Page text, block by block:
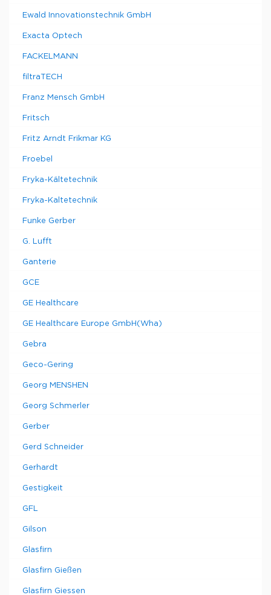
Ewald Innovationstechnik GmbH
Exacta Optech
FACKELMANN
filtraTECH
Franz Mensch GmbH
Fritsch
Fritz Arndt Frikmar KG
Froebel
Fryka-Kältetechnik
Fryka-Kaltetechnik
Funke Gerber
G. Lufft
Ganterie
GCE
GE Healthcare
GE Healthcare Europe GmbH(Wha)
Gebra
Geco-Gering
Georg MENSHEN
Georg Schmerler
Gerber
Gerd Schneider
Gerhardt
Gestigkeit
GFL
Gilson
Glasfirn
Glasfirn Gießen
Glasfirn Giessen